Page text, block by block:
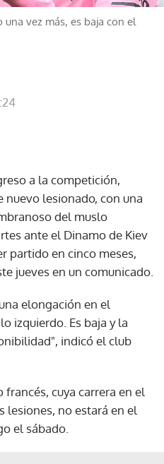
vez más, es baja con el
a la competición,
nuevo lesionado, con una
del muslo
ante el Dinamo de Kiev
partido en cinco meses,
jueves en un comunicado.
elongación en el
izquierdo. Es baja y la
indicó el club
cuya carrera en el
lesiones, no estará en el
el sábado.